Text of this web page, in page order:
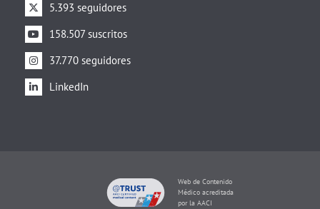
5.393 seguidores
158.507 suscritos
37.770 seguidores
LinkedIn
Web de Contenido
Médico acreditada
por la AACI